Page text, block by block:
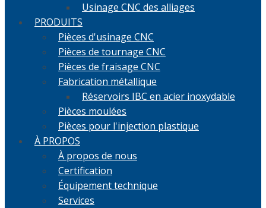
Usinage CNC des alliages
PRODUITS
Pièces d'usinage CNC
Pièces de tournage CNC
Pièces de fraisage CNC
Fabrication métallique
Réservoirs IBC en acier inoxydable
Pièces moulées
Pièces pour l'injection plastique
À PROPOS
À propos de nous
Certification
Équipement technique
Services